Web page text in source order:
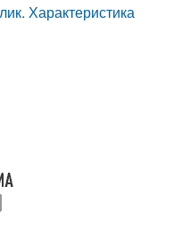
Характеристика